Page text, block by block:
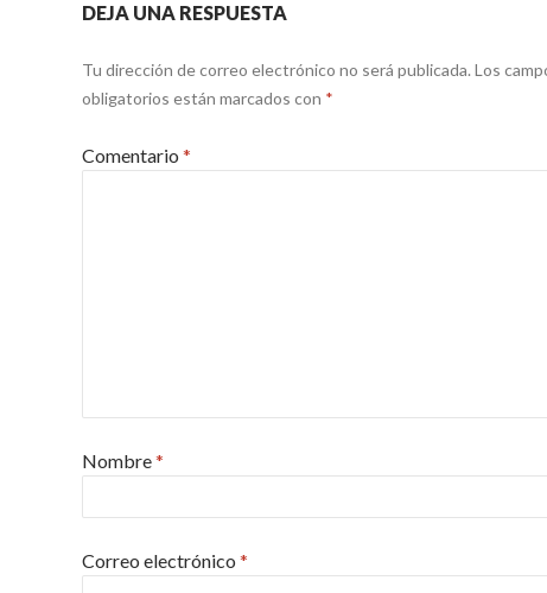
DEJA UNA RESPUESTA
Tu dirección de correo electrónico no será publicada. Los
obligatorios están marcados con *
Comentario *
Nombre*
Correo electrónico *